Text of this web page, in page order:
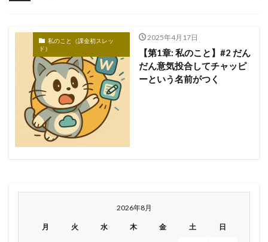
私のこと（課金初スレッ
ド）
2025年4月17日
【第1章: 私のこと】#2 だん
だん意気投合してチャッピ
ーという名前がつく
2026年8月
月 火 水 木 金 土 日